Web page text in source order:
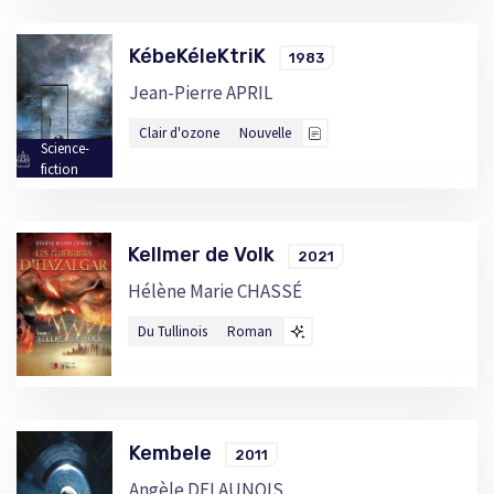
Science-
fiction
KébeKéleKtriK 1983
Jean-Pierre APRIL
Clair d'ozone Nouvelle
Kellmer de Volk 2021
Hélène Marie CHASSÉ
Du Tullinois Roman
Kembele 2011